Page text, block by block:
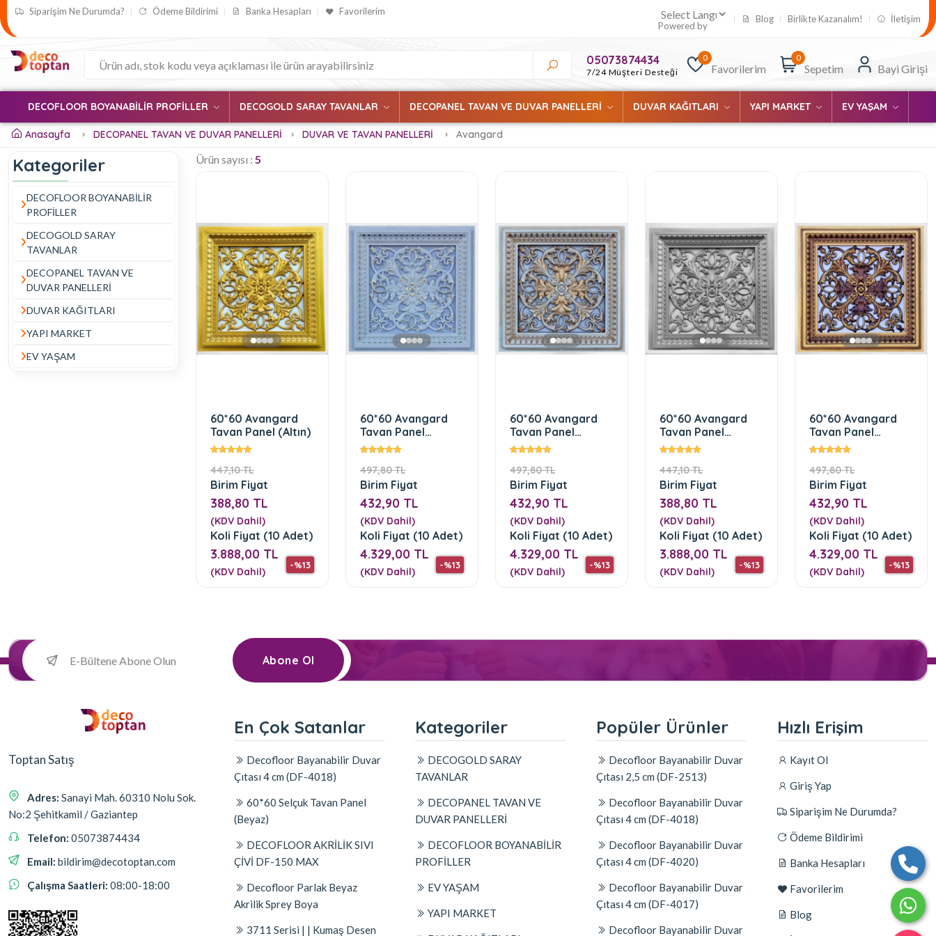
Siparişim Ne Durumda? Ödeme Bildirimi Banka Hesapları
Favorilerim
Powered by
Blog Birlikte Kazanalım! İletişim
05073874434
7/24 Müşteri Desteği
0
Favorilerim
0
Sepetim Bayi Girişi
DECOFLOOR BOYANABİLİR PROFİLLER DECOGOLD SARAY TAVANLAR DECOPANEL TAVAN VE DUVAR PANELLERİ DUVAR KAĞITLARI YAPI MARKET EV YAŞAM
Anasayfa DECOPANEL TAVAN VE DUVAR PANELLERİ DUVAR VE TAVAN PANELLERİ Avangard
Kategoriler
DECOFLOOR BOYANABİLİR
PROFİLLER
DECOGOLD SARAY
TAVANLAR
DECOPANEL TAVAN VE
DUVAR PANELLERİ
DUVAR KAĞITLARI
YAPI MARKET
EV YAŞAM
Ürün sayısı : 5
60*60 Avangard
Tavan Panel (Altın)
447,10 TL
-%13
Birim Fiyat
388,80 TL
(KDV Dahil)
Koli Fiyat (10 Adet)
3.888,00 TL
(KDV Dahil)
60*60 Avangard
Tavan Panel
(Beyaz Altın)
497,80 TL
-%13
Birim Fiyat
432,90 TL
(KDV Dahil)
Koli Fiyat (10 Adet)
4.329,00 TL
(KDV Dahil)
60*60 Avangard
Tavan Panel
(Bronz)
497,80 TL
-%13
Birim Fiyat
432,90 TL
(KDV Dahil)
Koli Fiyat (10 Adet)
4.329,00 TL
(KDV Dahil)
60*60 Avangard
Tavan Panel
(Gümüş)
447,10 TL
-%13
Birim Fiyat
388,80 TL
(KDV Dahil)
Koli Fiyat (10 Adet)
3.888,00 TL
(KDV Dahil)
60*60 Avangard
Tavan Panel
(Kahve)
497,80 TL
-%13
Birim Fiyat
432,90 TL
(KDV Dahil)
Koli Fiyat (10 Adet)
4.329,00 TL
(KDV Dahil)
Abone Ol
Toptan Satış
Adres: Sanayi Mah. 60310 Nolu Sok.
No:2 Şehitkamil / Gaziantep
Telefon: 05073874434
Email: bildirim@decotoptan.com
Çalışma Saatleri: 08:00-18:00
En Çok Satanlar
Decofloor Bayanabilir Duvar
Çıtası 4 cm (DF-4018)
60*60 Selçuk Tavan Panel
(Beyaz)
DECOFLOOR AKRİLİK SIVI
ÇİVİ DF-150 MAX
Decofloor Parlak Beyaz
Akrilik Sprey Boya
3711 Serisi | | Kumaş Desen
Kategoriler
DECOGOLD SARAY
TAVANLAR
DECOPANEL TAVAN VE
DUVAR PANELLERİ
DECOFLOOR BOYANABİLİR
PROFİLLER
EV YAŞAM
YAPI MARKET
Popüler Ürünler
Decofloor Bayanabilir Duvar
Çıtası 2,5 cm (DF-2513)
Decofloor Bayanabilir Duvar
Çıtası 4 cm (DF-4018)
Decofloor Bayanabilir Duvar
Çıtası 4 cm (DF-4020)
Decofloor Bayanabilir Duvar
Çıtası 4 cm (DF-4017)
Decofloor Bayanabilir Duvar
Hızlı Erişim
Kayıt Ol
Giriş Yap
Siparişim Ne Durumda?
Ödeme Bildirimi
Banka Hesapları
Favorilerim
Blog